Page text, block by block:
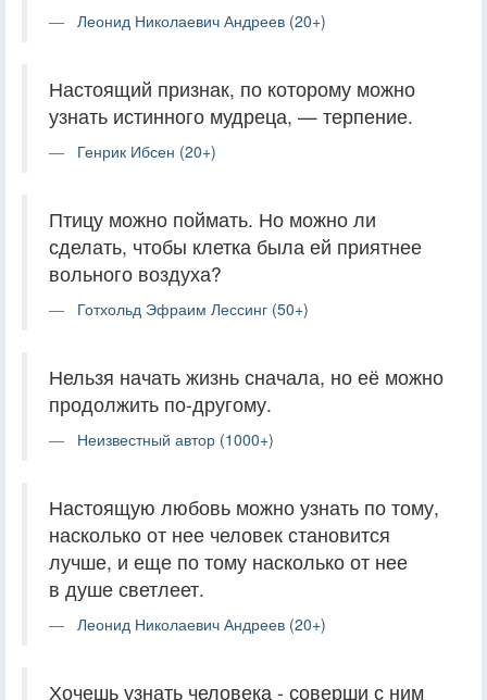
Леонид Николаевич Андреев (20+)
Настоящий признак, по которому можно
узнать истинного мудреца, — терпение.
Генрик Ибсен (20+)
Птицу можно поймать. Но можно ли
сделать, чтобы клетка была ей приятнее
вольного воздуха?
Готхольд Эфраим Лессинг (50+)
Нельзя начать жизнь сначала, но её можно
продолжить по-другому.
Неизвестный автор (1000+)
Настоящую любовь можно узнать по тому,
насколько от нее человек становится
лучше, и еще по тому насколько от нее
в душе светлеет.
Леонид Николаевич Андреев (20+)
Хочешь узнать человека - соверши с ним